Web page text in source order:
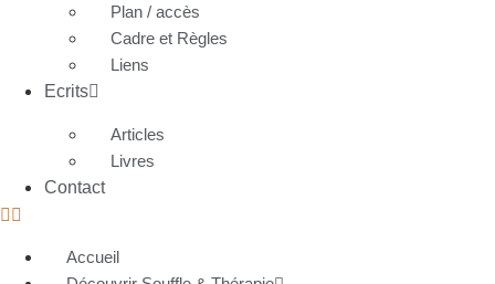
Plan / accès
Cadre et Règles
Liens
Ecrits
Articles
Livres
Contact
Accueil